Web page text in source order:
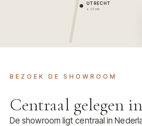
UTRECHT
± 25 min
BEZOEK DE SHOWROOM
Centraal gelegen in
De showroom ligt centraal in